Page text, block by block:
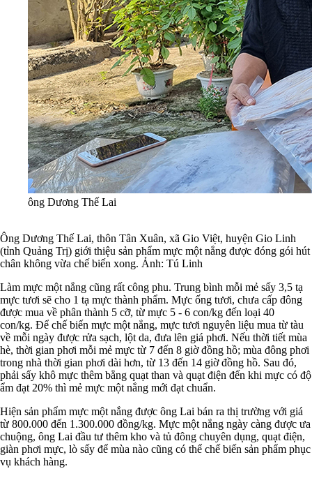
ông Dương Thế Lai
Ông Dương Thế Lai, thôn Tân Xuân, xã Gio Việt, huyện Gio Linh
(tỉnh Quảng Trị) giới thiệu sản phẩm mực một nắng được đóng gói hút
chân không vừa chế biến xong. Ảnh: Tú Linh
Làm mực một nắng cũng rất công phu. Trung bình mỗi mẻ sấy 3,5 tạ
mực tươi sẽ cho 1 tạ mực thành phẩm. Mực ống tươi, chưa cấp đông
được mua về phân thành 5 cỡ, từ mực 5 - 6 con/kg đến loại 40
con/kg. Để chế biến mực một nắng, mực tươi nguyên liệu mua từ tàu
về mỗi ngày được rửa sạch, lột da, đưa lên giá phơi. Nếu thời tiết mùa
hè, thời gian phơi mỗi mẻ mực từ 7 đến 8 giờ đồng hồ; mùa đông phơi
trong nhà thời gian phơi dài hơn, từ 13 đến 14 giờ đồng hồ. Sau đó,
phải sấy khô mực thêm bằng quạt than và quạt điện đến khi mực có độ
ẩm đạt 20% thì mẻ mực một nắng mới đạt chuẩn.
Hiện sản phẩm mực một nắng được ông Lai bán ra thị trường với giá
từ 800.000 đến 1.300.000 đồng/kg. Mực một nắng ngày càng được ưa
chuộng, ông Lai đầu tư thêm kho và tủ đông chuyên dụng, quạt điện,
giàn phơi mực, lò sấy để mùa nào cũng có thể chế biến sản phẩm phục
vụ khách hàng.